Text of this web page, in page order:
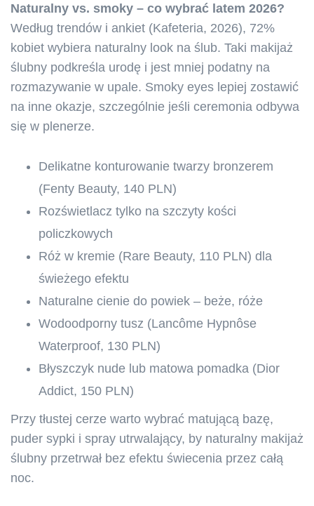
Naturalny vs. smoky – co wybrać latem 2026?
Według trendów i ankiet (Kafeteria, 2026), 72%
kobiet wybiera naturalny look na ślub. Taki makijaż
ślubny podkreśla urodę i jest mniej podatny na
rozmazywanie w upale. Smoky eyes lepiej zostawić
na inne okazje, szczególnie jeśli ceremonia odbywa
się w plenerze.
Delikatne konturowanie twarzy bronzerem
(Fenty Beauty, 140 PLN)
Rozświetlacz tylko na szczyty kości
policzkowych
Róż w kremie (Rare Beauty, 110 PLN) dla
świeżego efektu
Naturalne cienie do powiek – beże, róże
Wodoodporny tusz (Lancôme Hypnôse
Waterproof, 130 PLN)
Błyszczyk nude lub matowa pomadka (Dior
Addict, 150 PLN)
Przy tłustej cerze warto wybrać matującą bazę,
puder sypki i spray utrwalający, by naturalny makijaż
ślubny przetrwał bez efektu świecenia przez całą
noc.